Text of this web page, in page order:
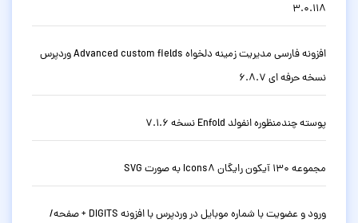
3.0.118
افزونه فارسی مدیریت زمینه دلخواه Advanced custom fields وردپرس
نسخه حرفه ای 6.8.7
پوسته چندمنظوره انفولد Enfold نسخه 7.1.6
مجموعه 130 آیکون رایگان Icons8 به صورت SVG
ورود و عضویت با شماره موبایل در وردپرس با افزونه DIGITS + صفحه/